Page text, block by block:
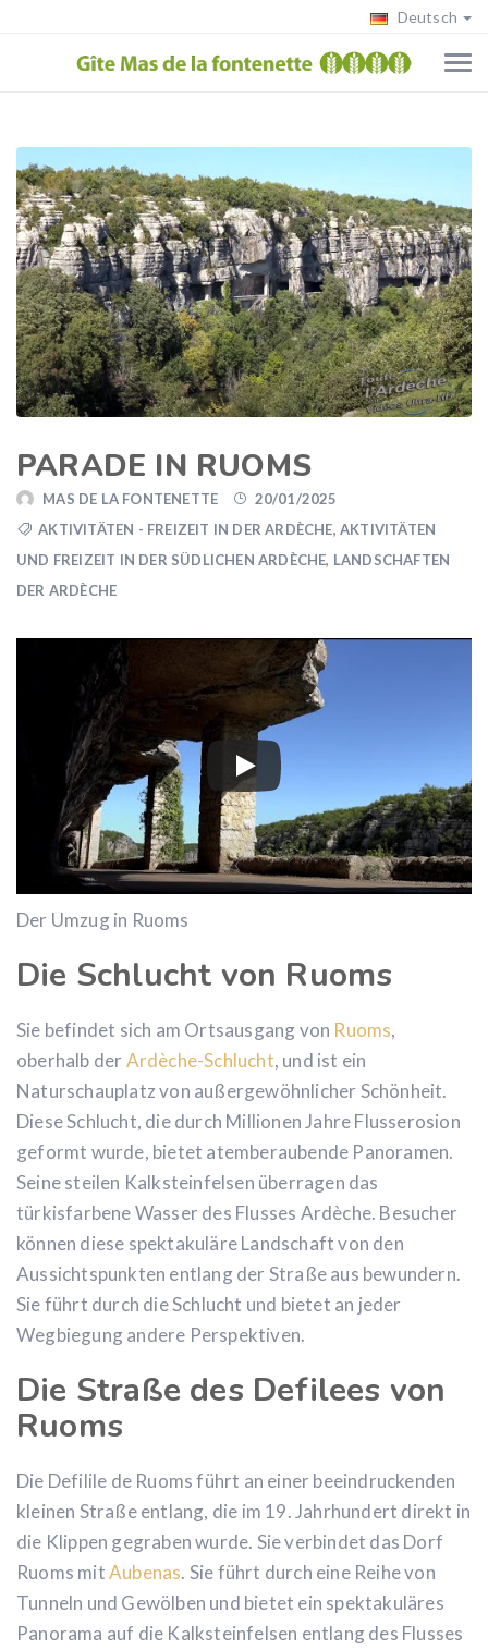
Deutsch
PARADE IN RUOMS
MAS DE LA FONTENETTE
20/01/2025
AKTIVITÄTEN - FREIZEIT IN DER ARDÈCHE,AKTIVITÄTEN
UND FREIZEIT IN DER SÜDLICHEN ARDÈCHE, LANDSCHAFTEN
DER ARDÈCHE
Der Umzug in Ruoms
Die Schlucht von Ruoms
Sie befindet sich am Ortsausgang von Ruoms,
oberhalb der Ardèche-Schlucht, und ist ein
Naturschauplatz von außergewöhnlicher Schönheit.
Diese Schlucht, die durch Millionen Jahre Flusserosion
geformt wurde, bietet atemberaubende Panoramen.
Seine steilen Kalksteinfelsen überragen das
türkisfarbene Wasser des Flusses Ardèche. Besucher
können diese spektakuläre Landschaft von den
Aussichtspunkten entlang der Straße aus bewundern.
Sie führt durch die Schlucht und bietet an jeder
Wegbiegung andere Perspektiven.
Die Straße des Defilees von
Ruoms
Die Defilile de Ruoms führt an einer beeindruckenden
kleinen Straße entlang, die im 19. Jahrhundert direkt in
die Klippen gegraben wurde. Sie verbindet das Dorf
Ruoms mitAubenas. Sie führt durch eine Reihe von
Tunneln und Gewölben und bietet ein spektakuläres
Panorama auf die Kalksteinfelsen entlang des Flusses